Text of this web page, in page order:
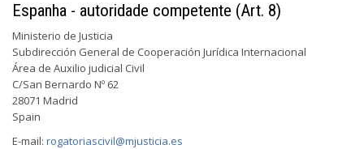
Espanha - autoridade competente (Art. 8)
Ministerio de Justicia
Subdirección General de Cooperación Jurídica Internacional
Área de Auxilio judicial Civil
C/San Bernardo Nº 62
28071 Madrid
Spain
E-mail: rogatoriascivil@mjusticia.es